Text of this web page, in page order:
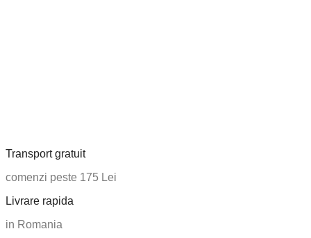
Transport gratuit
comenzi peste 175 Lei
Livrare rapida
in Romania